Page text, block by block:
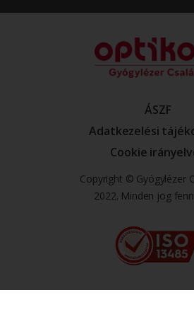
ÁSZF
Adatkezelési
Cookie
Copyright © Gyógylézer
2022. Minden jog